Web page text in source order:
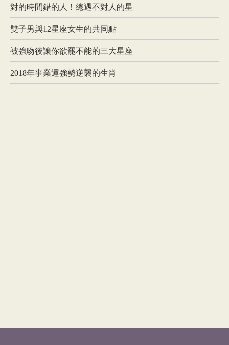
對的時間錯的人！總遇不對人的星
雙子男與12星座女生的共同點
被強吻後讓你欲罷不能的三大星座
2018年事業運強勢逆襲的生肖